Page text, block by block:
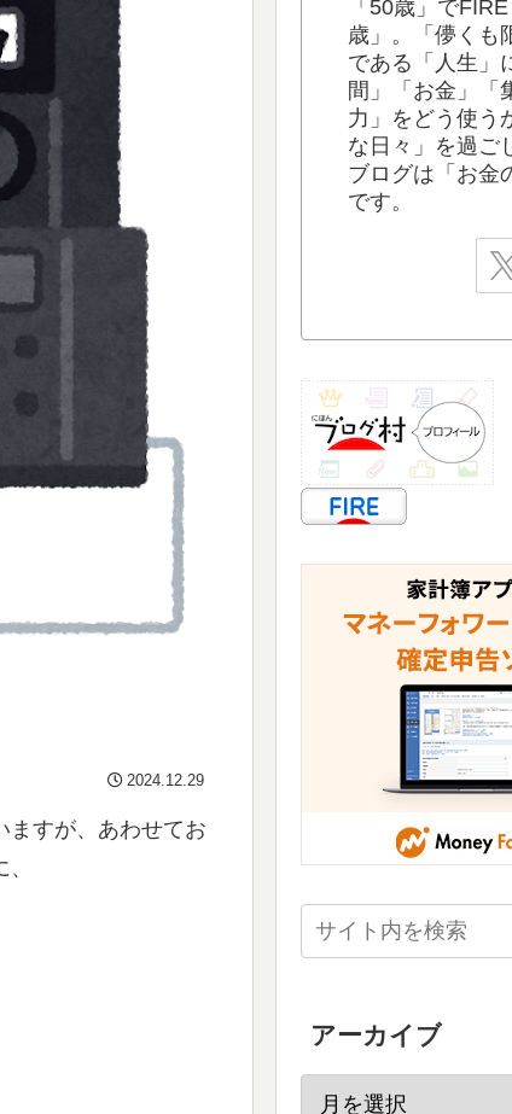
2024.12.29
ますが、あわせてお
「50歳」で
歳」。「儚くも
である「人生」
間」「お金」「
力」をどう使う
な日々」を過ご
ブログは「お金
です。
アーカイブ